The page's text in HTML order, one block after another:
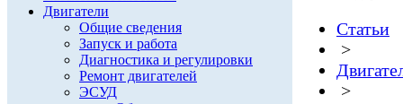
Двигатели
Общие сведения
Запуск и работа
Диагностика и регулировки
Ремонт двигателей
ЭСУД
Статьи
>
>